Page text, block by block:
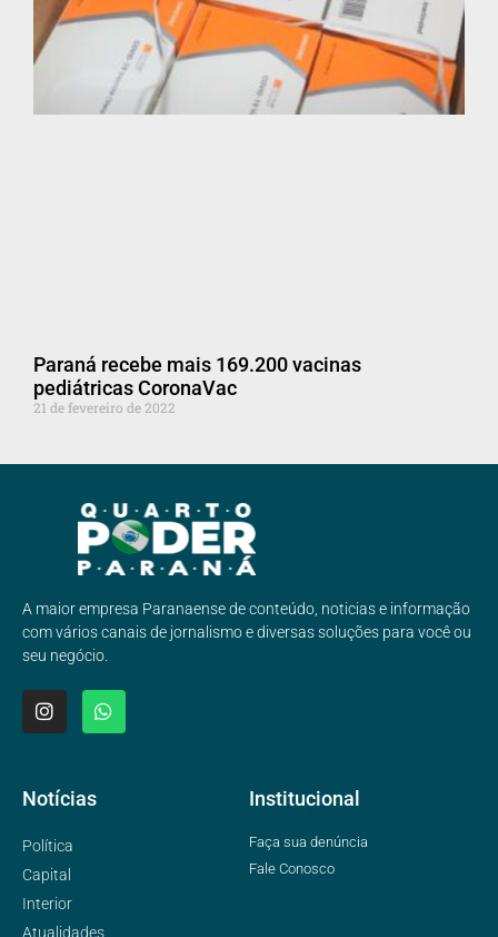
Paraná recebe mais 169.200 vacinas
pediátricas CoronaVac
21 de fevereiro de 2022
A maior empresa Paranaense de conteúdo, noticias e informação
com vários canais de jornalismo e diversas soluções para você ou
seu negócio.
Notícias
Política
Capital
Interior
Atualidades
Institucional
Faça sua denúncia
Fale Conosco